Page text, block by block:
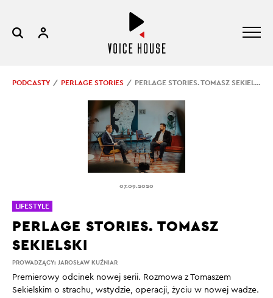
PODCASTY PERLAGE STORIES PERLAGE STORIES. TOMASZ SEKIELSKI
07.09.2020
PROWADZĄCY: JAROSŁAW KUŹNIAR
PERLAGE STORIES. TOMASZ
SEKIELSKI
Premierowy odcinek nowej serii. Rozmowa z Tomaszem
Sekielskim o strachu, wstydzie, operacji, życiu w nowej wadze.
LIFESTYLE